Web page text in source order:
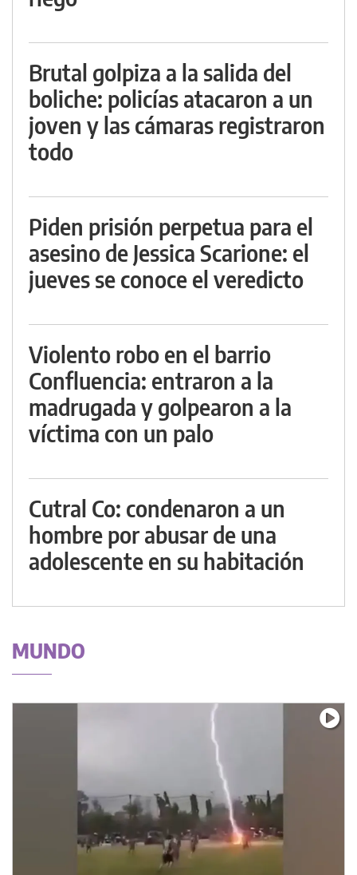
Brutal golpiza a la salida del
boliche: policías atacaron a un
joven y las cámaras registraron
todo
Piden prisión perpetua para el
asesino de Jessica Scarione: el
jueves se conoce el veredicto
Violento robo en el barrio
Confluencia: entraron a la
madrugada y golpearon a la
víctima con un palo
Cutral Co: condenaron a un
hombre por abusar de una
adolescente en su habitación
MUNDO